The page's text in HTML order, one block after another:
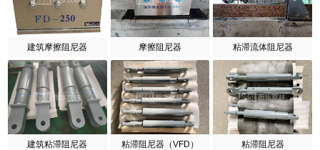
建筑摩擦阻尼器 摩擦阻尼器 粘滞流体阻尼器
建筑粘滞阻尼器 粘滞阻尼器（VFD） 粘滞阻尼器